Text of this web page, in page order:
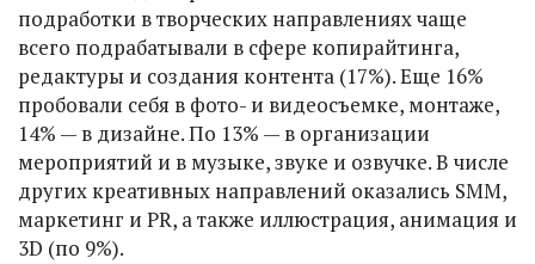
подработки в творческих направлениях чаще
всего подрабатывали в сфере копирайтинга,
редактуры и создания контента (17%). Еще 16%
пробовали себя в фото- и видеосъемке, монтаже,
14% — в дизайне. По 13% — в организации
мероприятий и в музыке, звуке и озвучке. В числе
других креативных направлений оказались SMM,
маркетинг и PR, а также иллюстрация, анимация и
3D (по 9%).